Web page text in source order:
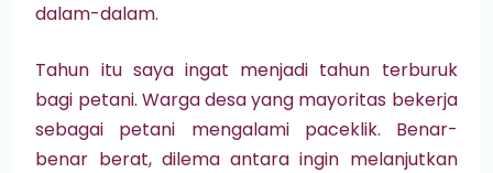
dalam-dalam.
Tahun itu saya ingat menjadi tahun terburuk
bagi petani. Warga desa yang mayoritas bekerja
sebagai petani mengalami paceklik. Benar-
benar berat, dilema antara ingin melanjutkan